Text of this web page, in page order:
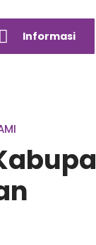
Informasi